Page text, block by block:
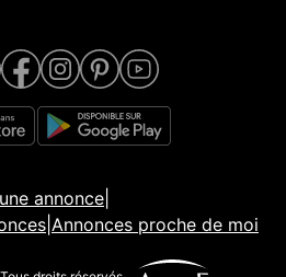
annonce
Annonces proche de moi